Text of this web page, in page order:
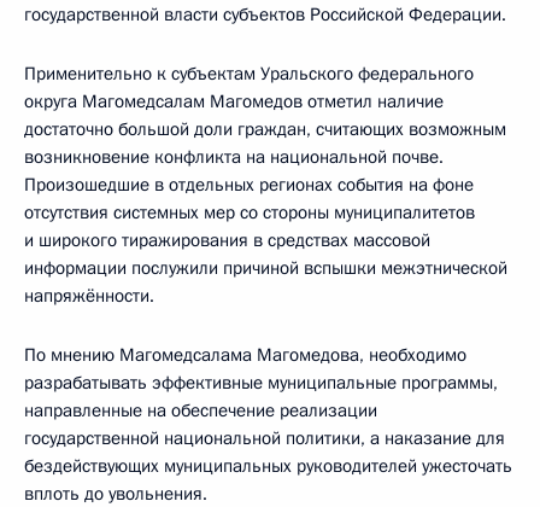
государственной власти субъектов Российской Федерации.
Применительно к субъектам Уральского федерального
округа Магомедсалам Магомедов отметил наличие
достаточно большой доли граждан, считающих возможным
возникновение конфликта на национальной почве.
Произошедшие в отдельных регионах события на фоне
отсутствия системных мер со стороны муниципалитетов
и широкого тиражирования в средствах массовой
информации послужили причиной вспышки межэтнической
напряжённости.
По мнению Магомедсалама Магомедова, необходимо
разрабатывать эффективные муниципальные программы,
направленные на обеспечение реализации
государственной национальной политики, а наказание для
бездействующих муниципальных руководителей ужесточать
вплоть до увольнения.